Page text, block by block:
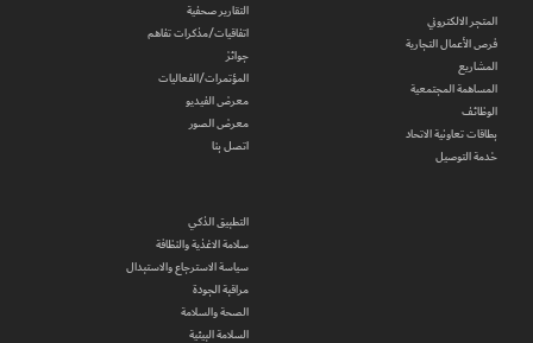
المتجر الالكتروني
فرص الأعمال التجارية
المشاريع
المساهمة المجتمعية
الوظائف
بطاقات تعاونية الاتحاد
خدمة التوصيل
التقارير صحفية
اتفاقيات/مذكرات تفاهم
جوائز
المؤتمرات/الفعاليات
معرض الفيديو
معرض الصور
اتصل بنا
التطبيق الذكي
سلامة الاغذية والنظافة
سياسة الاسترجاع والاستبدال
مراقبة الجودة
الصحة والسلامة
السلامة البيئية